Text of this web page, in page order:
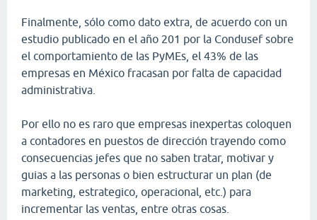
Finalmente, sólo como dato extra, de acuerdo con un
estudio publicado en el año 201 por la Condusef sobre
el comportamiento de las PyMEs, el 43% de las
empresas en México fracasan por falta de capacidad
administrativa.
Por ello no es raro que empresas inexpertas coloquen
a contadores en puestos de dirección trayendo como
consecuencias jefes que no saben tratar, motivar y
guias a las personas o bien estructurar un plan (de
marketing, estrategico, operacional, etc.) para
incrementar las ventas, entre otras cosas.